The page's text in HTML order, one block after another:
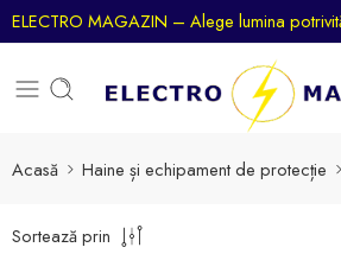
ELECTRO MAGAZIN – Alege lumina
Acasă Haine și echipament de protecție
Sortează prin